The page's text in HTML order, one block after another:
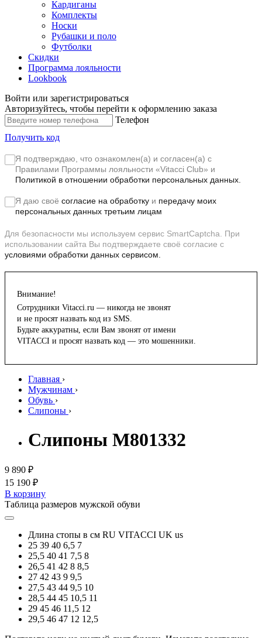
Кардиганы
Комплекты
Носки
Рубашки и поло
Футболки
Скидки
Программа лояльности
Lookbook
Войти или зарегистрироваться
Авторизуйтесь, чтобы перейти к оформлению заказа
Телефон
Получить код
Я подтверждаю, что ознакомлен(а) и согласен(а) с
Правилами Программы лояльности «Vitacci Club» и
Политикой в отношении обработки персональных данных.
Я даю своё согласие на обработку и передачу моих
персональных данных третьим лицам
Для безопасности мы используем сервис SmartCaptcha. При
использовании сайта Вы подтверждаете своё согласие с
условиями обработки данных сервисом.
Внимание!
Сотрудники Vitacci.ru — никогда не звонят
и не просят назвать код из SMS.
Будьте аккуратны, если Вам звонят от имени
VITACCI и просят назвать код — это мошенники.
Главная ›
Мужчинам ›
Обувь ›
Слипоны ›
Слипоны M801332
9 890 ₽
15 190 ₽
В корзину
Таблица размеров мужской обуви
Длина стопы в см RU VITACCI UK us
25 39 40 6,5 7
25,5 40 41 7,5 8
26,5 41 42 8 8,5
27 42 43 9 9,5
27,5 43 44 9,5 10
28,5 44 45 10,5 11
29 45 46 11,5 12
29,5 46 47 12 12,5